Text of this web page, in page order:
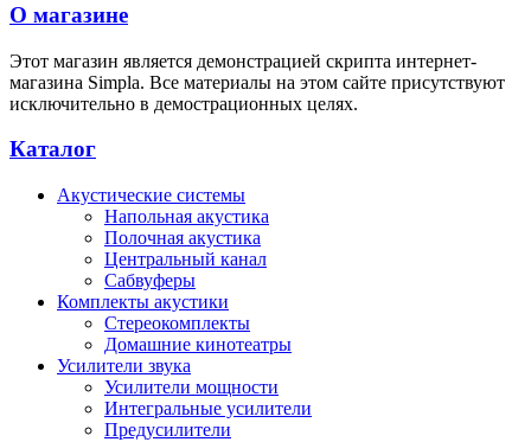
О магазине
Этот магазин является демонстрацией скрипта интернет-
магазина Simpla. Все материалы на этом сайте присутствуют
исключительно в демострационных целях.
Каталог
Акустические системы
Напольная акустика
Полочная акустика
Центральный канал
Сабвуферы
Комплекты акустики
Стереокомплекты
Домашние кинотеатры
Усилители звука
Усилители мощности
Интегральные усилители
Предусилители